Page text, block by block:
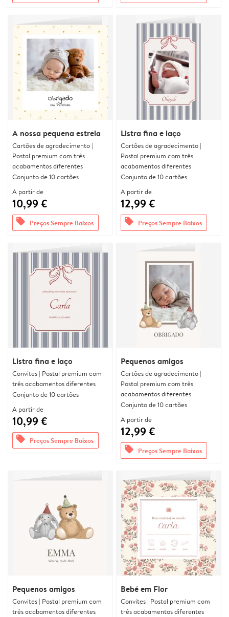
A nossa pequena estrela
Cartões de agradecimento |
Postal premium com três
acabamentos diferentes
Conjunto de 10 cartões
A partir de
10,99 €
offers Preços Sempre Baixos
Listra fina e laço
Cartões de agradecimento |
Postal premium com três
acabamentos diferentes
Conjunto de 10 cartões
A partir de
12,99 €
offers Preços Sempre Baixos
Listra fina e laço
Convites | Postal premium com
três acabamentos diferentes
Conjunto de 10 cartões
A partir de
10,99 €
offers Preços Sempre Baixos
Pequenos amigos
Cartões de agradecimento |
Postal premium com três
acabamentos diferentes
Conjunto de 10 cartões
A partir de
12,99 €
offers Preços Sempre Baixos
Pequenos amigos
Convites | Postal premium com
três acabamentos diferentes
Bebé em Flor
Convites | Postal premium com
três acabamentos diferentes